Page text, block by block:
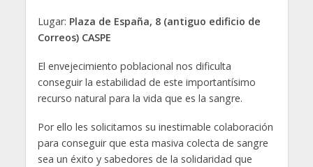
Lugar: Plaza de España, 8 (antiguo edificio de
Correos) CASPE
El envejecimiento poblacional nos dificulta
conseguir la estabilidad de este importantísimo
recurso natural para la vida que es la sangre.
Por ello les solicitamos su inestimable colaboración
para conseguir que esta masiva colecta de sangre
sea un éxito y sabedores de la solidaridad que